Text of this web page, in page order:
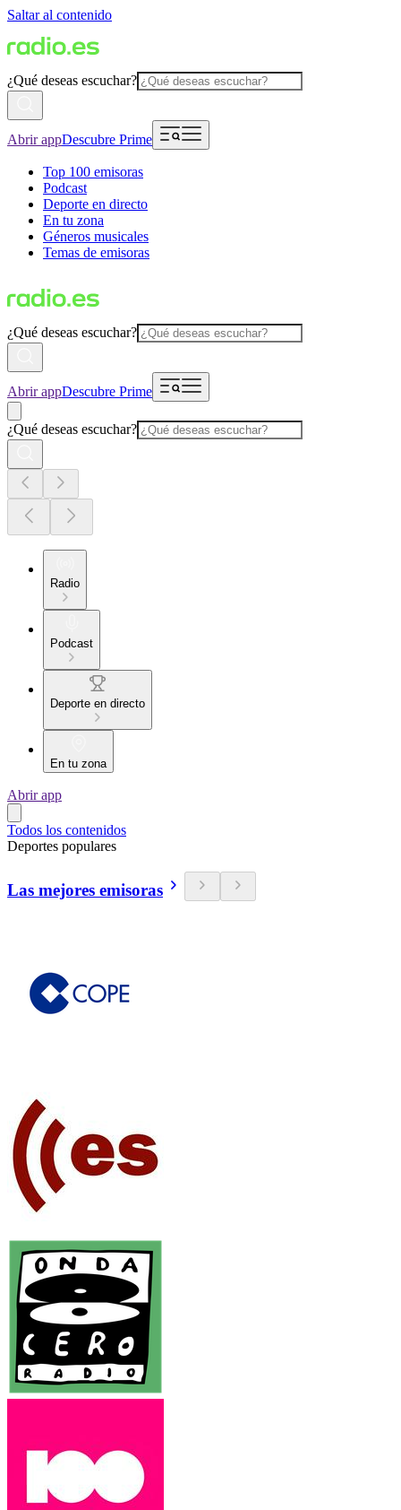
Saltar al contenido
¿Qué deseas escuchar?
Abrir appDescubre Prime
Top 100 emisoras
Podcast
Deporte en directo
En tu zona
Géneros musicales
Temas de emisoras
¿Qué deseas escuchar?
Abrir appDescubre Prime
¿Qué deseas escuchar?
Radio
Podcast
Deporte en directo
En tu zona
Abrir app
Todos los contenidos
Deportes populares
Las mejores emisoras